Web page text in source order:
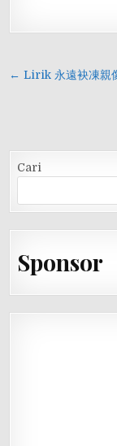
Navigasi
← Lirik 永遠袂凍
Cari
Sponsor